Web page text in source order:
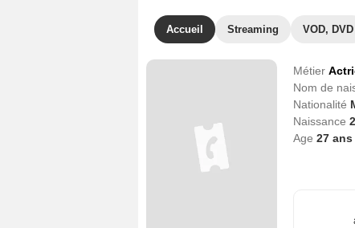
Accueil Streaming VOD, DVD
Métier
Nom de
Nationalité
Naissance
Age 27ans